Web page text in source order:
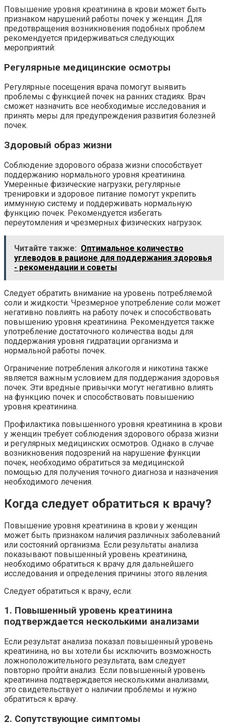
Повышение уровня креатинина в крови может быть
признаком нарушений работы почек у женщин. Для
предотвращения возникновения подобных проблем
рекомендуется придерживаться следующих
мероприятий:
Регулярные медицинские осмотры
Регулярные посещения врача помогут выявить
проблемы с функцией почек на ранних стадиях. Врач
сможет назначить все необходимые исследования и
принять меры для предупреждения развития болезней
почек.
Здоровый образ жизни
Соблюдение здорового образа жизни способствует
поддержанию нормального уровня креатинина.
Умеренные физические нагрузки, регулярные
тренировки и здоровое питание помогут укрепить
иммунную систему и поддерживать нормальную
функцию почек. Рекомендуется избегать
переутомления и чрезмерных физических нагрузок.
Читайте также: Оптимальное количество
углеводов в рационе для поддержания здоровья
- рекомендации и советы
Следует обратить внимание на уровень потребляемой
соли и жидкости. Чрезмерное употребление соли может
негативно повлиять на работу почек и способствовать
повышению уровня креатинина. Рекомендуется также
употребление достаточного количества воды для
поддержания уровня гидратации организма и
нормальной работы почек.
Ограничение потребления алкоголя и никотина также
является важным условием для поддержания здоровья
почек. Эти вредные привычки могут негативно влиять
на функцию почек и способствовать повышению
уровня креатинина.
Профилактика повышенного уровня креатинина в крови
у женщин требует соблюдения здорового образа жизни
и регулярных медицинских осмотров. Однако в случае
возникновения подозрений на нарушение функции
почек, необходимо обратиться за медицинской
помощью для получения точного диагноза и назначения
необходимого лечения.
Когда следует обратиться к врачу?
Повышение уровня креатинина в крови у женщин
может быть признаком наличия различных заболеваний
или состояний организма. Если результаты анализа
показывают повышенный уровень креатинина,
необходимо обратиться к врачу для дальнейшего
исследования и определения причины этого явления.
Следует обратиться к врачу, если:
1. Повышенный уровень креатинина
подтверждается несколькими анализами
Если результат анализа показал повышенный уровень
креатинина, но вы хотели бы исключить возможность
ложноположительного результата, вам следует
повторно пройти анализ. Если повышенный уровень
креатинина подтверждается несколькими анализами,
это свидетельствует о наличии проблемы и нужно
обратиться к врачу.
2. Сопутствующие симптомы